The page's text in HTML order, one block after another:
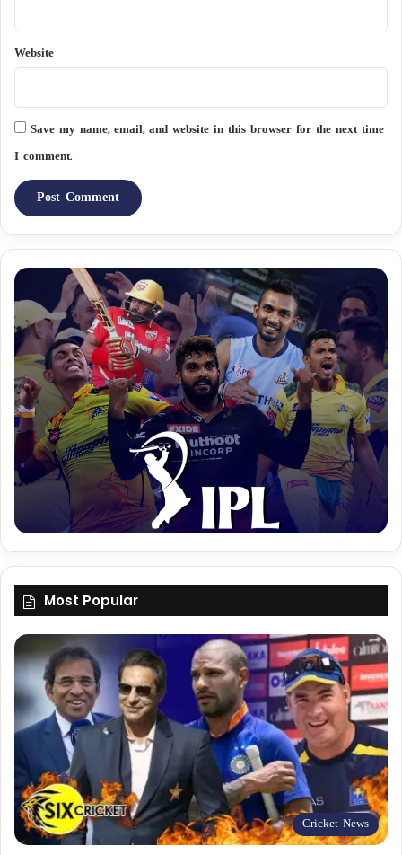
Website
Save my name, email, and website in this browser for the next time
I comment.
Most Popular
Cricket News